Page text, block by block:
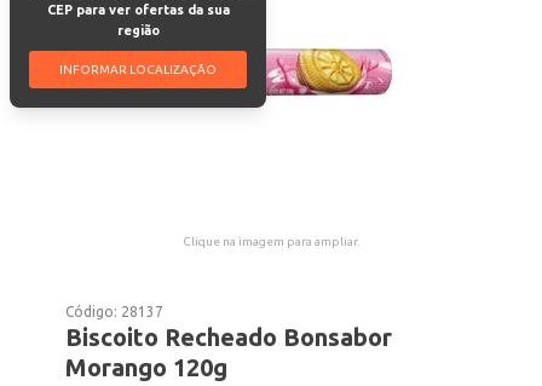
CEP para ver ofertas da sua
região
INFORMAR LOCALIZAÇÃO
Clique na imagem para ampliar.
Código: 28137
Biscoito Recheado Bonsabor
Morango 120g